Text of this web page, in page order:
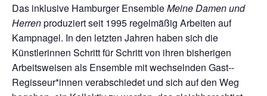
Das inklusive Hamburger EnsembleMeine Damen und
Herrenproduziert seit 1995 regelmäßig Arbeiten auf
Kampnagel. In den letzten Jahren haben sich die
Künstlerinnen Schritt für Schritt von ihren bisherigen
Arbeitsweisen als Ensemble mit wechselnden Gast-­
Regisseur*innen verabschiedet und sich auf den Weg